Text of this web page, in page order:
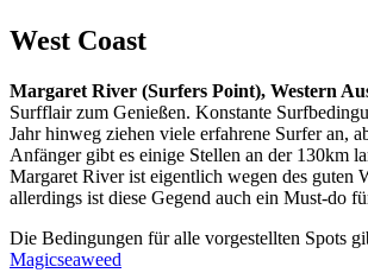
West Coast
Margaret River (Surfers Point), Western
Surfflair zum Genießen. Konstante
Jahr hinweg ziehen viele erfahrene Surfer an,
Anfänger gibt es einige Stellen an der 130km
Margaret River ist eigentlich wegen des guten
allerdings ist diese Gegend auch ein Must-do
Die Bedingungen für alle vorgestellten Spots
Magicseaweed